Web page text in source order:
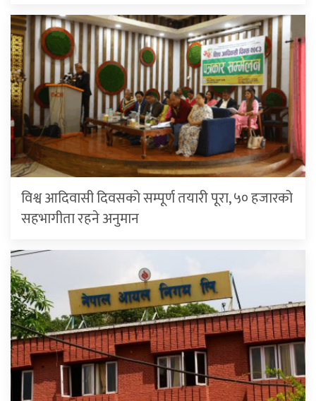
विश्व आदिवासी दिवसको सम्पूर्ण तयारी पूरा, ५० हजारको
सहभागीता रहने अनुमान